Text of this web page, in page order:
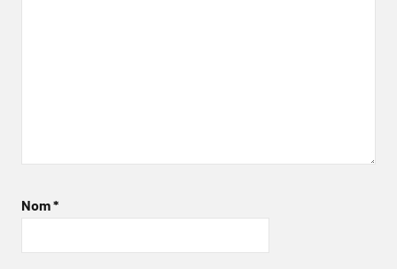
Nom*